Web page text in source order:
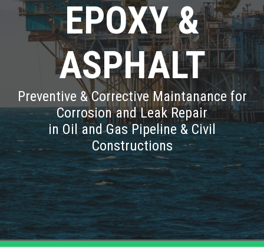
EPOXY &
ASPHALT
Preventive & Corrective Maintanance for
Corrosion and Leak Repair
in Oil and Gas Pipeline & Civil
Constructions